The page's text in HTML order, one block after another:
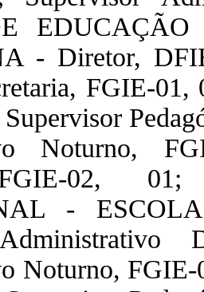
- Diretor,
FGIE-
Noturno,
02,
-
Noturno, FGIE-